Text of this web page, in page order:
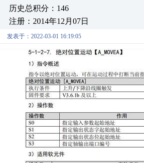
历史总积分：146
注册：2014年12月07日
发表于：2022-03-01 16:19:05